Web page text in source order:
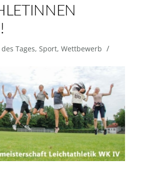
Tages, Sport, Wettbewerb /